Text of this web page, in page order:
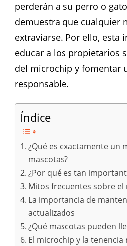
perderán a su perro o
demuestra que cualquier
extraviarse. Por ello, esta
educar a los propietarios
del microchip y fomentar
responsable.
Índice
¿Qué es exactamente un
mascotas?
¿Por qué es tan
Mitos frecuentes sobre el
La importancia de
actualizados
¿Qué mascotas pueden
El microchip y la tenencia